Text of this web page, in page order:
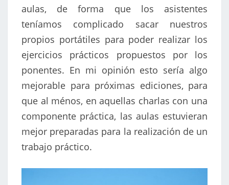
aulas, de forma que los asistentes
teníamos complicado sacar nuestros
propios portátiles para poder realizar los
ejercicios prácticos propuestos por los
ponentes. En mi opinión esto sería algo
mejorable para próximas ediciones, para
que al ménos, en aquellas charlas con una
componente práctica, las aulas estuvieran
mejor preparadas para la realización de un
trabajo práctico.